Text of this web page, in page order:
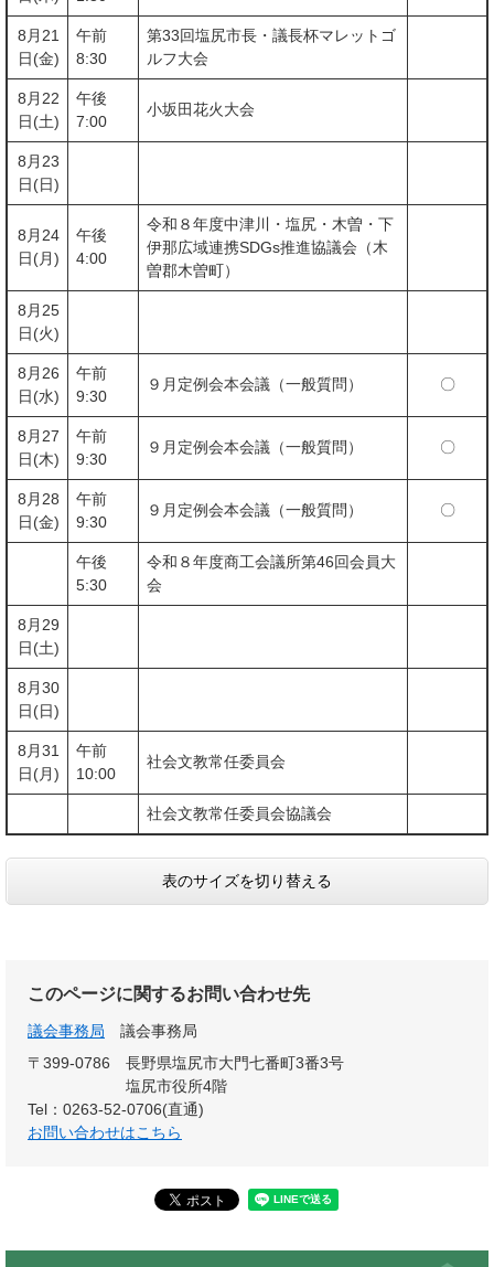
8月21
日(金)
午前
8:30
第33回塩尻市長・議長杯マレットゴ
ルフ大会
8月22
日(土)
午後
7:00
小坂田花火大会
8月23
日(日)
8月24
日(月)
午後
4:00
令和８年度中津川・塩尻・木曽・下
伊那広域連携SDGs推進協議会（木
曽郡木曽町）
8月25
日(火)
8月26
日(水)
午前
9:30
９月定例会本会議（一般質問） 〇
8月27
日(木)
午前
9:30
９月定例会本会議（一般質問） 〇
8月28
日(金)
午前
9:30
９月定例会本会議（一般質問） 〇
午後
5:30
令和８年度商工会議所第46回会員大
会
8月29
日(土)
8月30
日(日)
8月31
日(月)
午前
10:00
社会文教常任委員会
社会文教常任委員会協議会
表のサイズを切り替える
このページに関するお問い合わせ先
議会事務局
議会事務局
〒399-0786
長野県塩尻市大門七番町3番3号
塩尻市役所4階
Tel：0263-52-0706(直通)
お問い合わせはこちら